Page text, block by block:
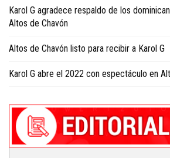
Karol G agradece respaldo de los
Altos de Chavón
Altos de Chavón listo para recibir a Karol G
Karol G abre el 2022 con espectáculo en